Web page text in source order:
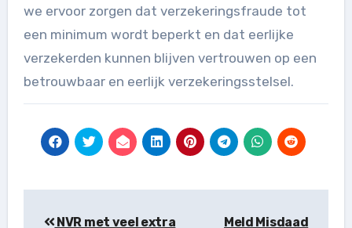
we ervoor zorgen dat verzekeringsfraude tot
een minimum wordt beperkt en dat eerlijke
verzekerden kunnen blijven vertrouwen op een
betrouwbaar en eerlijk verzekeringsstelsel.
NVR met veel extra
Meld Misdaad